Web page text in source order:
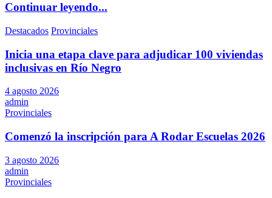
Continuar leyendo...
Destacados Provinciales
Inicia una etapa clave para adjudicar 100 viviendas
inclusivas en Río Negro
4 agosto 2026
admin
Provinciales
Comenzó la inscripción para A Rodar Escuelas 2026
3 agosto 2026
admin
Provinciales